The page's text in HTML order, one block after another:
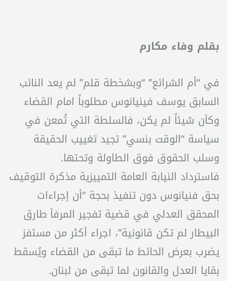
بقلم وفاء مكارم
في “أم الشرائع” “وبشخطة قلم” لم يعد النائب
السابق يوسف فينيانوس مطلوباً امام القضاء
وكأن شيئاً لم يكن، فالسلطة التي تُمعن في
سياسة “الوقت بنسي” تجيد تغييب الحقيقة
وسلب الحقوق فوق الطاولة وتحتها.
فاسترداد النيابة العامة التمييزية مذكرة التوقيف
بحق فنيانوس دون تنفيذ بحجة “أن إجراءات
المحقق العدلي في قضية تفجير المرفأ طارق
البيطار لم تكن قانونية”، اجراء أكثر من مستفز
يضرب بعرض الحائط ما تبقى من القضاء ويُسقط
بقايا العدل والقانون لما تبقى من لبنان.